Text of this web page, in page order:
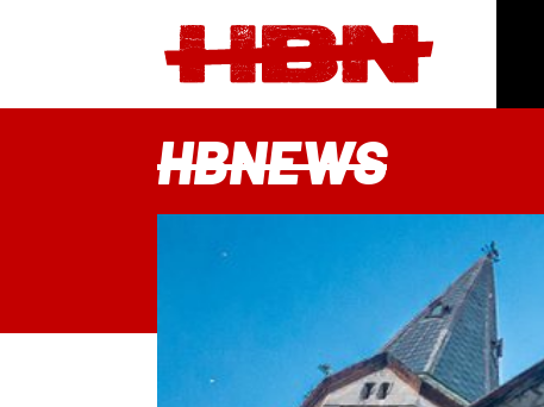
HBNEWS